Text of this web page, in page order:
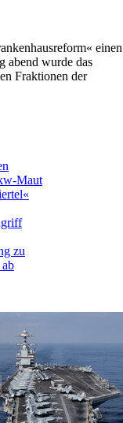
einen
abend wurde das
Fraktionen der
Maut
zu